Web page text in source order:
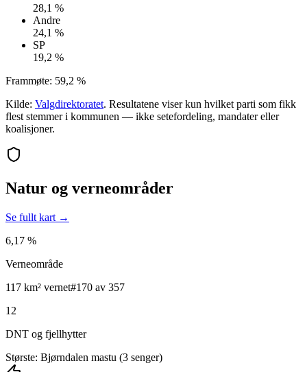
28,1 %
Andre
24,1 %
SP
19,2 %
Frammøte: 59,2 %
Kilde: Valgdirektoratet. Resultatene viser kun hvilket parti som fikk
flest stemmer i kommunen — ikke setefordeling, mandater eller
koalisjoner.
Natur og verneområder
Se fullt kart →
6,17 %
Verneområde
117 km² vernet#170 av 357
12
DNT og fjellhytter
Største: Bjørndalen mastu (3 senger)